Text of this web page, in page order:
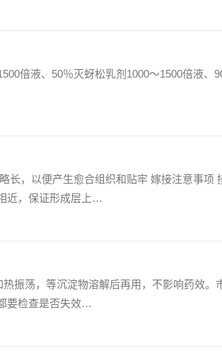
倍液、50％灭蚜松乳剂1000～1500倍液、
长，以便产生愈合组织和贴牢 嫁接注意事项
近，保证形成层上…
振荡，等沉淀物溶解后再用，不影响药效。
要检查是否失效…